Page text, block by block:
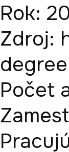
Rok:
Zdroj:
Počet